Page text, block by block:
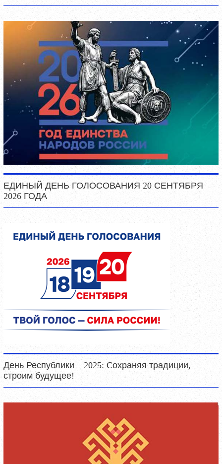
ЕДИНЫЙ ДЕНЬ ГОЛОСОВАНИЯ 20 СЕНТЯБРЯ
2026 ГОДА
День Республики – 2025: Cохраняя традиции,
строим будущее!